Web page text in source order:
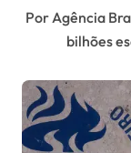
Por Agência Brasil A incorporação dos cerca de R$ 8,56
bilhões